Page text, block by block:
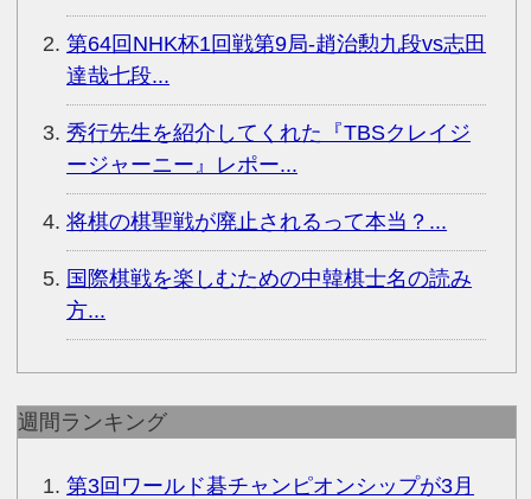
第64回NHK杯1回戦第9局-趙治勲九段vs志田
達哉七段...
秀行先生を紹介してくれた『TBSクレイジ
ージャーニー』レポー...
将棋の棋聖戦が廃止されるって本当？...
国際棋戦を楽しむための中韓棋士名の読み
方...
週間ランキング
第3回ワールド碁チャンピオンシップが3月